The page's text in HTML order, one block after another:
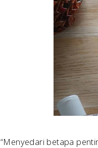
“Menyedari betapa